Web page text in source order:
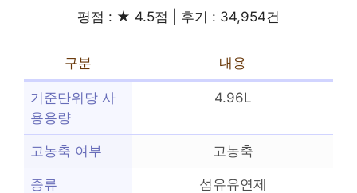
평점 : ★ 4.5점 | 후기 : 34,954건
구분 내용
기준단위당 사
용용량
4.96L
고농축 여부 고농축
종류 섬유유연제